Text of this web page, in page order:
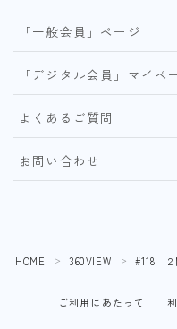
「一般会員」ページ
「デジタル会員」マイペ
よくあるご質問
お問い合わせ
HOME ＞ 360VIEW ＞ #118 ２
ご利用にあたって